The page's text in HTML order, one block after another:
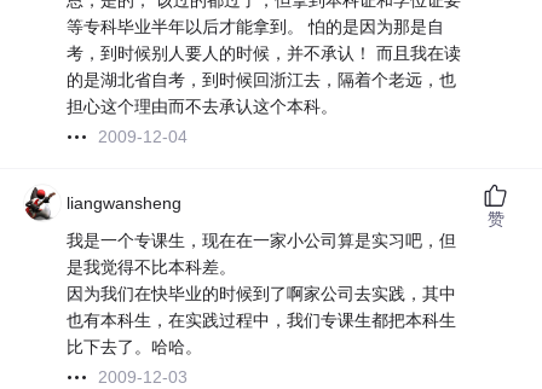
等专科毕业半年以后才能拿到。 怕的是因为那是自
考，到时候别人要人的时候，并不承认！ 而且我在读
的是湖北省自考，到时候回浙江去，隔着个老远，也
担心这个理由而不去承认这个本科。
2009-12-04
liangwansheng
我是一个专课生，现在在一家小公司算是实习吧，但
是我觉得不比本科差。
因为我们在快毕业的时候到了啊家公司去实践，其中
也有本科生，在实践过程中，我们专课生都把本科生
比下去了。哈哈。
2009-12-03
赞